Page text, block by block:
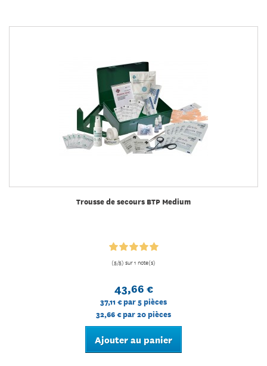
Trousse de secours BTP Medium
(5/5) sur 1 note(s)
43,66 €
37,11 €par 5 pièces
32,66 €par 20 pièces
Ajouter au panier